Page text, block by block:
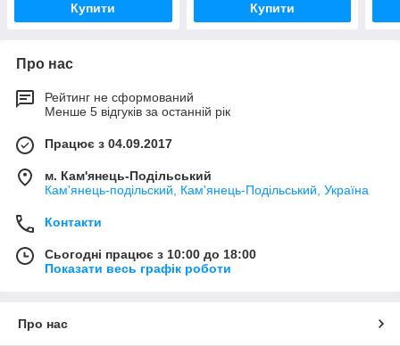
Купити Купити
Про нас
Рейтинг не сформований
Менше 5 відгуків за останній рік
Працює з 04.09.2017
м. Кам'янець-Подільський
Кам'янець-подільский, Кам'янець-Подільський, Україна
Контакти
Сьогодні працює з 10:00 до 18:00
Показати весь графік роботи
Про нас